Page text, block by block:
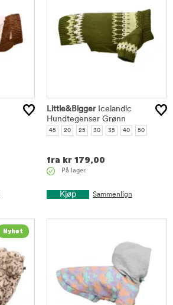
Little&BiggerIcelandic
Hundtegenser Grønn
45 20 25 30 35 40 50
fra kr 179,00
På lager.
Kjøp Sammenlign